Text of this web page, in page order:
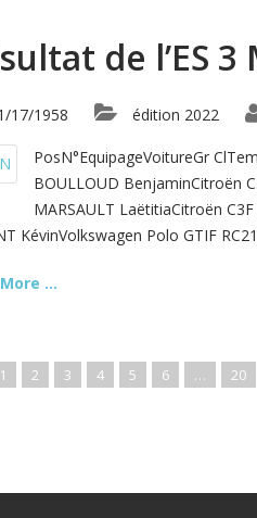
de l’ES
17/1958 édition 2022
PosN°EquipageVoitureGr
BOULLOUD BenjaminCitroën
MARSAULT LaëtitiaCitroën
KévinVolkswagen Polo GTIF
...
1 2 3 4 5 6 … 20